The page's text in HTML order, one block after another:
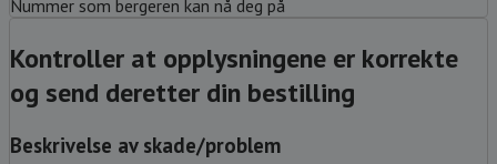
Nummer som bergeren kan nå deg på
Kontroller at opplysningene er korrekte
og send deretter din bestilling
Beskrivelse av skade/problem